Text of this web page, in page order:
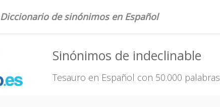
Diccionario de sinónimos en Español
Sinónimos de indeclinable
Tesauro en Español con 50.000 palabras